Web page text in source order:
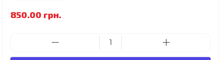
850.00 грн.